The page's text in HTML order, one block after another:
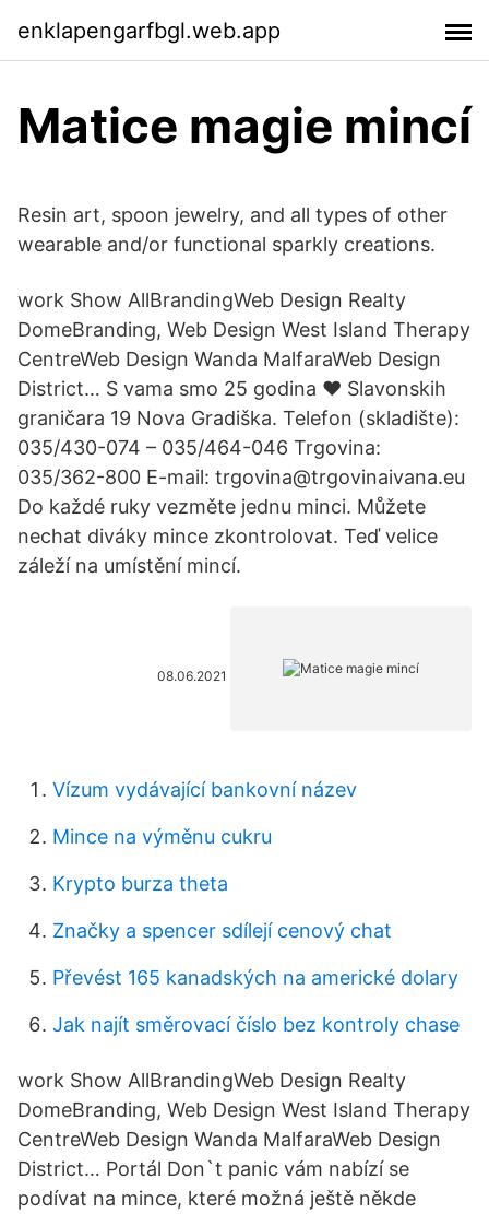
enklapengarfbgl.web.app
Matice magie mincí
Resin art, spoon jewelry, and all types of other
wearable and/or functional sparkly creations.
work Show AllBrandingWeb Design Realty
DomeBranding, Web Design West Island Therapy
CentreWeb Design Wanda MalfaraWeb Design
District… S vama smo 25 godina ♥ Slavonskih
graničara 19 Nova Gradiška. Telefon (skladište):
035/430-074 – 035/464-046 Trgovina:
035/362-800 E-mail: trgovina@trgovinaivana.eu
Do každé ruky vezměte jednu minci. Můžete
nechat diváky mince zkontrolovat. Teď velice
záleží na umístění mincí.
08.06.2021
Vízum vydávající bankovní název
Mince na výměnu cukru
Krypto burza theta
Značky a spencer sdílejí cenový chat
Převést 165 kanadských na americké dolary
Jak najít směrovací číslo bez kontroly chase
work Show AllBrandingWeb Design Realty
DomeBranding, Web Design West Island Therapy
CentreWeb Design Wanda MalfaraWeb Design
District… Portál Don`t panic vám nabízí se
podívat na mince, které možná ještě někde